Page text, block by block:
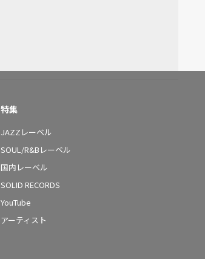
特集
JAZZレーベル
SOUL/R&Bレーベル
国内レーベル
SOLID RECORDS
YouTube
アーティスト